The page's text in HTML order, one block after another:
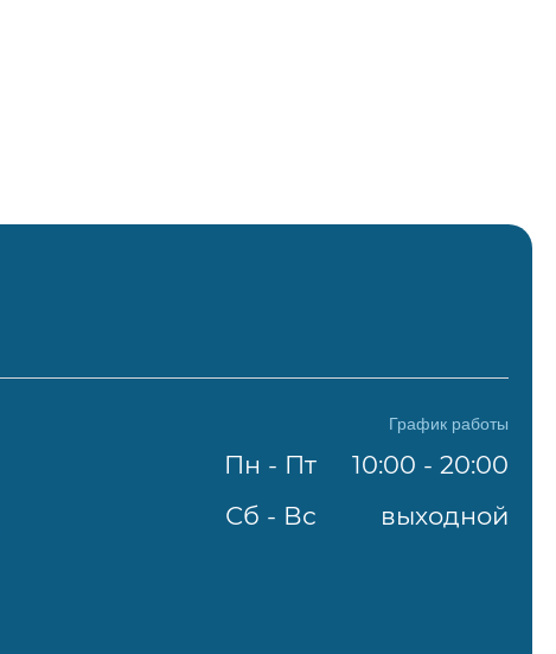
График работы
Пн - Пт
10:00 - 20:00
Сб - Вс
выходной